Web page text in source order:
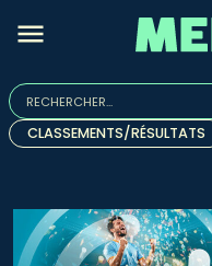
Rechercher :
Quand les résultats de
CLASSEMENTS/RÉSULTATS